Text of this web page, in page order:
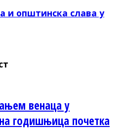
и општинска слава у
венаца у
годишњица почетка